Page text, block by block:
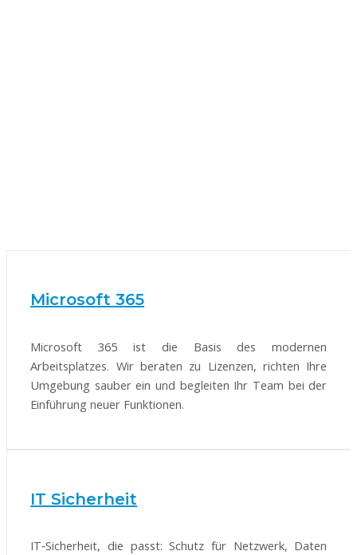
Microsoft 365
Microsoft 365 ist die Basis des modernen
Arbeitsplatzes. Wir beraten zu Lizenzen, richten Ihre
Umgebung sauber ein und begleiten Ihr Team bei der
Einführung neuer Funktionen.
IT Sicherheit
IT‑Sicherheit, die passt: Schutz für Netzwerk, Daten